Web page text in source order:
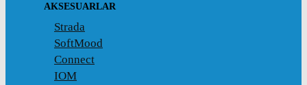
AKSESUARLAR
Strada
SoftMood
Connect
IOM